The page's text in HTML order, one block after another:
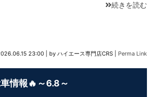
続きを読む
23:00 by ハイエース専門店CRS Perma Link
情報🔥～6.8～